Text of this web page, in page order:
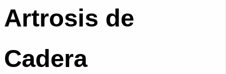
Artrosis de
Cadera